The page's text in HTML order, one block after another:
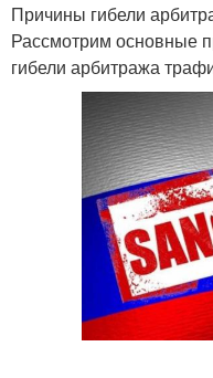
Причины гибели
Рассмотрим основные
гибели арбитража